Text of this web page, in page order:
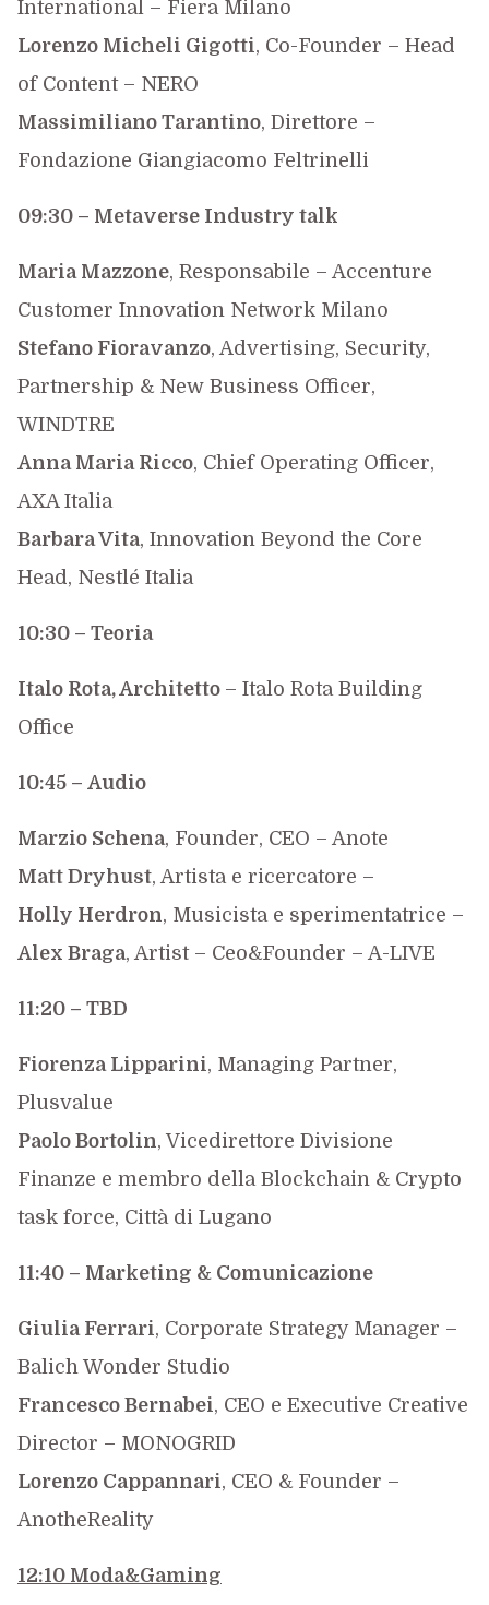
International – Fiera Milano
Lorenzo Micheli Gigotti, Co-Founder – Head
of Content – NERO
Massimiliano Tarantino, Direttore –
Fondazione Giangiacomo Feltrinelli
09:30 – Metaverse Industry talk
Maria Mazzone, Responsabile – Accenture
Customer Innovation Network Milano
Stefano Fioravanzo, Advertising, Security,
Partnership & New Business Officer,
WINDTRE
Anna Maria Ricco, Chief Operating Officer,
AXA Italia
Barbara Vita, Innovation Beyond the Core
Head, Nestlé Italia
10:30 – Teoria
Italo Rota, Architetto – Italo Rota Building
Office
10:45 – Audio
Marzio Schena, Founder, CEO – Anote
Matt Dryhust, Artista e ricercatore –
Holly Herdron, Musicista e sperimentatrice –
Alex Braga, Artist – Ceo&Founder – A-LIVE
11:20 – TBD
Fiorenza Lipparini, Managing Partner,
Plusvalue
Paolo Bortolin, Vicedirettore Divisione
Finanze e membro della Blockchain & Crypto
task force, Città di Lugano
11:40 – Marketing & Comunicazione
Giulia Ferrari, Corporate Strategy Manager –
Balich Wonder Studio
Francesco Bernabei, CEO e Executive Creative
Director – MONOGRID
Lorenzo Cappannari, CEO & Founder –
AnotheReality
12:10 Moda&Gaming